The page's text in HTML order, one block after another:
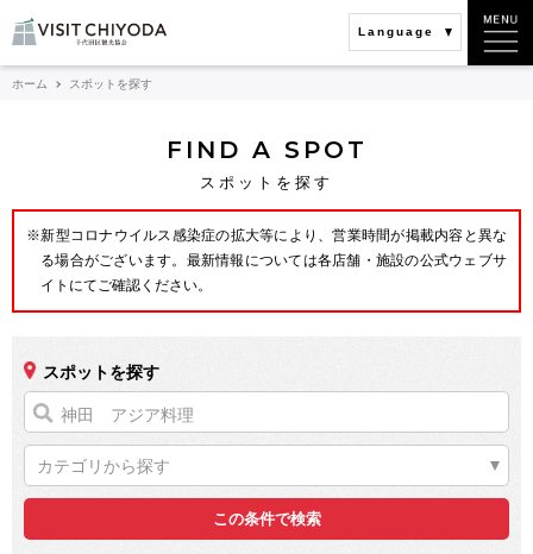
Language
ホーム スポットを探す
FIND A SPOT
スポットを探す
※新型コロナウイルス感染症の拡大等により、営業時間が掲載内容と異な
る場合がございます。最新情報については各店舗・施設の公式ウェブサ
イトにてご確認ください。
スポットを探す
カテゴリから探す